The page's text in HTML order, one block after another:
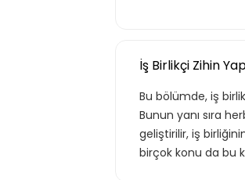
İş Birlikçi Zihin
Bu bölümde, iş
Bunun yanı sıra
geliştirilir, iş
birçok konu da bu